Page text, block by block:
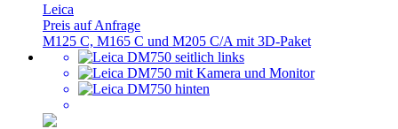
Leica
Preis auf Anfrage
M125 C, M165 C und M205 C/A mit 3D-Paket